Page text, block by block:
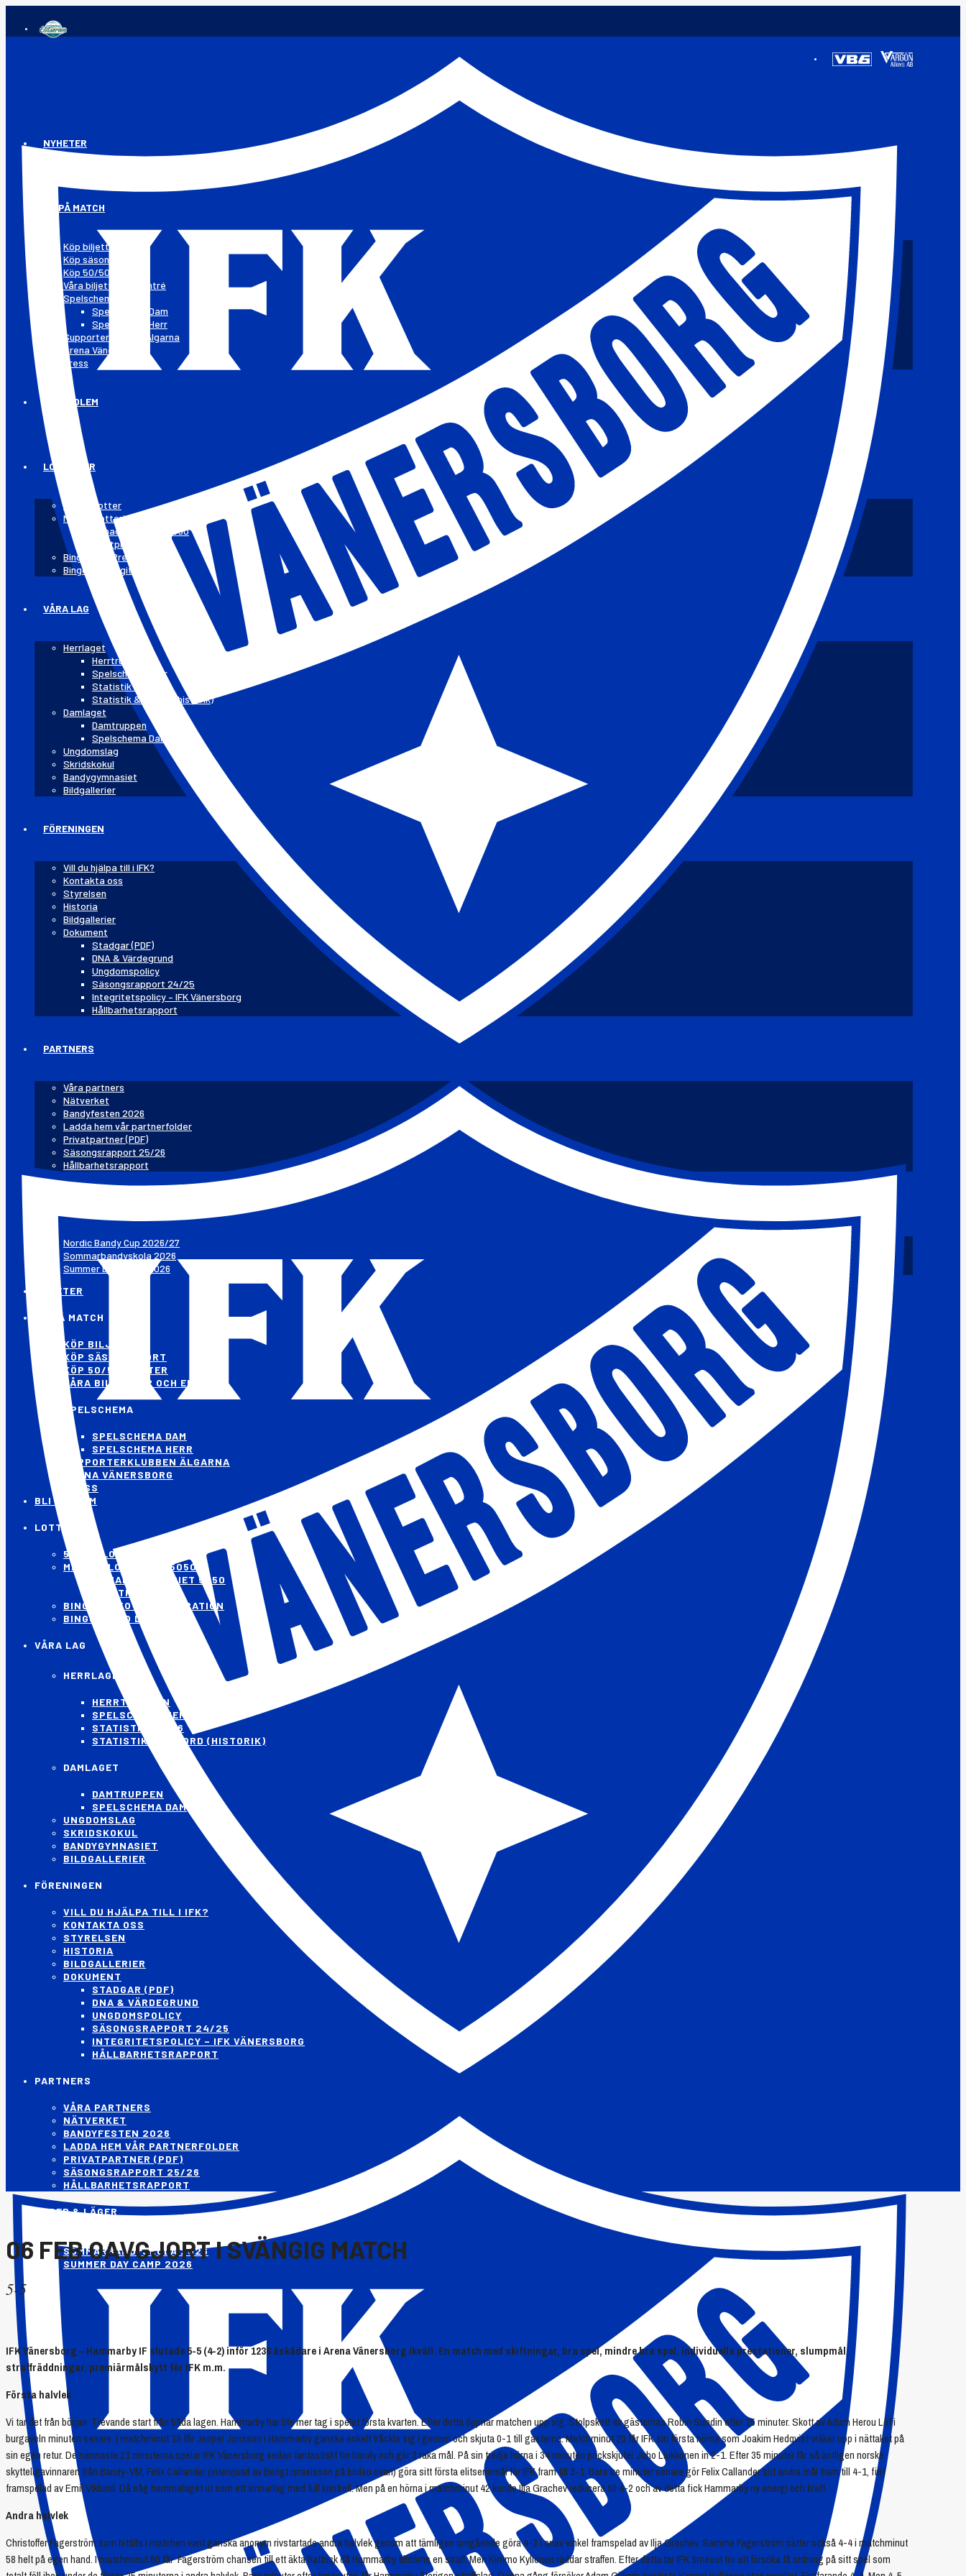
NYHETER
GÅ PÅ MATCH
Köp biljetter
Köp säsongskort
Köp 50/50-lotter
Våra biljetter och entré
Spelschema
Spelschema Dam
Spelschema Herr
Supporterklubben Älgarna
Arena Vänersborg
Press
BLI MEDLEM
LOTTERIER
50/50-lotter
Månadslotteriet 5050
Månadslotteriet 5050
Vinstplan
Bingolotto Prenumeration
Bingolotto Digitalt
VÅRA LAG
Herrlaget
Herrtruppen
Spelschema Herr
Statistik 25/26
Statistik & rekord (historik)
Damlaget
Damtruppen
Spelschema Dam
Ungdomslag
Skridskokul
Bandygymnasiet
Bildgallerier
FÖRENINGEN
Vill du hjälpa till i IFK?
Kontakta oss
Styrelsen
Historia
Bildgallerier
Dokument
Stadgar (PDF)
DNA & Värdegrund
Ungdomspolicy
Säsongsrapport 24/25
Integritetspolicy – IFK Vänersborg
Hållbarhetsrapport
PARTNERS
Våra partners
Nätverket
Bandyfesten 2026
Ladda hem vår partnerfolder
Privatpartner (PDF)
Säsongsrapport 25/26
Hållbarhetsrapport
Nordic Bandy Cup 2026/27
Sommarbandyskola 2026
Summer Day Camp 2026
NYHETER
GÅ PÅ MATCH
KÖP BILJETTER
KÖP SÄSONGSKORT
KÖP 50/50-LOTTER
VÅRA BILJETTER OCH ENTRÉ
SPELSCHEMA
SPELSCHEMA DAM
SPELSCHEMA HERR
SUPPORTERKLUBBEN ÄLGARNA
ARENA VÄNERSBORG
PRESS
BLI MEDLEM
LOTTERIER
50/50-LOTTER
MÅNADSLOTTERIET 5050
MÅNADSLOTTERIET 5050
VINSTPLAN
BINGOLOTTO PRENUMERATION
BINGOLOTTO DIGITALT
VÅRA LAG
HERRLAGET
HERRTRUPPEN
SPELSCHEMA HERR
STATISTIK 25/26
STATISTIK & REKORD (HISTORIK)
DAMLAGET
DAMTRUPPEN
SPELSCHEMA DAM
UNGDOMSLAG
SKRIDSKOKUL
BANDYGYMNASIET
BILDGALLERIER
FÖRENINGEN
VILL DU HJÄLPA TILL I IFK?
KONTAKTA OSS
STYRELSEN
HISTORIA
BILDGALLERIER
DOKUMENT
STADGAR (PDF)
DNA & VÄRDEGRUND
UNGDOMSPOLICY
SÄSONGSRAPPORT 24/25
INTEGRITETSPOLICY – IFK VÄNERSBORG
HÅLLBARHETSRAPPORT
PARTNERS
VÅRA PARTNERS
NÄTVERKET
BANDYFESTEN 2026
LADDA HEM VÅR PARTNERFOLDER
PRIVATPARTNER (PDF)
SÄSONGSRAPPORT 25/26
HÅLLBARHETSRAPPORT
CUPER & LÄGER
SOMMARBANDYSKOLA 2026
SUMMER DAY CAMP 2026
06 FEBOAVGJORT I SVÄNGIG MATCH
5-5
IFK Vänersborg – Hammarby IF slutade 5-5 (4-2) inför 1236 åskådare i Arena Vänersborg ikväll. En match med skiftningar, bra spel, mindre bra spel, individuella prestationer, slumpmål,
straffräddningar, premiärmålskytt för IFK m.m.
Första halvlek
Vi tar det från början. Trevande start från båda lagen. Hammarby har lite mer tag i spelet första kvarten. Efter detta öppnar matchen upp sig. Stolpskott av gästernas Robin Sundin efter 15 minuter. Skott av Adam Herou Löf i
burgaveln minuten senare. I matchminut 19 får Jesper Jonsson i Hammarby ganska enkelt tråckla sig i genom och skjuta 0-1 till gästerna. Matchminut 20 får IFK sin första hörna som Joakim Hedqvist vräker upp i nättaket på
sin egen retur. De närmaste 21 minuterna spelar IFK Vänersborg sedan fantastiskt fin bandy och gör 3 raka mål. På sin tredje hörna i 34 minuten prickskjuter Juho Liukkonen in 2-1. Efter 35 minuter får så äntligen norske
skytteligavinnaren från Bandy-VM, Felix Callander (intervjuad av Bengt Israelsson på bilden ovan) göra sitt första elitseriemål för IFK fram till 3-1. Bara tre minuter senare gör Felix Callander sitt andra mål fram till 4-1, fint
framspelad av Emil Viklund. Då såg hemmalaget ut som ett vinnarlag med full kontroll. Men på en hörna i matchminut 42 kunde Ilja Grachev reducera till 4-2 och av detta fick Hammarby ny energi och kraft.
Andra halvlek
Christoffer Fagerström som hittills i matchen varit ganska anonym rivstartade andra halvlek genom att tämligen omgående göra 4-3 i snäv vinkel framspelad av Ilja Grachev. Samme Fagerström sätter också 4-4 i matchminut
58 helt på egen hand. I matchminut 60 får Fagerström chansen till ett äkta hattrick då Hammarby tilldöms en straff. Men Kimmo Kyllönen räddar straffen. Efter detta tar IFK timeout för att försöka få ordning på sitt spel som